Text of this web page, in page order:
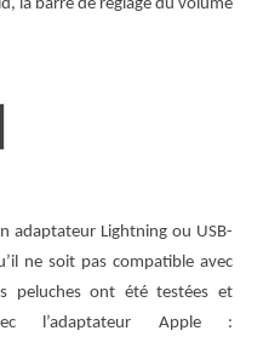
la barre de réglage du volume
adaptateur Lightning ou USB-
ne soit pas compatible avec
peluches ont été testées et
l’adaptateur Apple :